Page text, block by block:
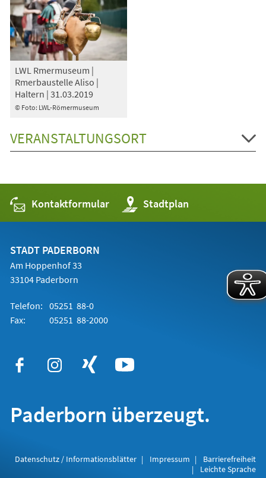
© Foto: LWL-Römermuseum
LWL Rmermuseum |
Rmerbaustelle Aliso |
Haltern | 31.03.2019
VERANSTALTUNGSORT
Kontaktformular Stadtplan
(Öffnet
in
einem
STADT PADERBORN
Am Hoppenhof 33
33104 Paderborn
Telefon: 05251 88-0
Fax:
05251 88-2000
Paderborn überzeugt.
Datenschutz / Informationsblätter Impressum
Barrierefreiheit
Leichte Sprache